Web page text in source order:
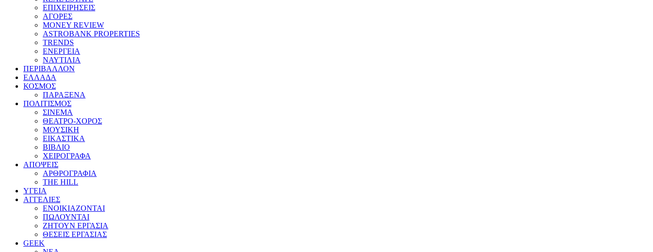
ΕΠΙΧΕΙΡΗΣΕΙΣ
ΑΓΟΡΕΣ
MONEY REVIEW
ASTROBANK PROPERTIES
TRENDS
ΕΝΕΡΓΕΙΑ
ΝΑΥΤΙΛΙΑ
ΠΕΡΙΒΑΛΛΟΝ
ΕΛΛΑΔΑ
ΚΟΣΜΟΣ
ΠΑΡΑΞΕΝΑ
ΠΟΛΙΤΙΣΜΟΣ
ΣΙΝΕΜΑ
ΘΕΑΤΡΟ-ΧΟΡΟΣ
ΜΟΥΣΙΚΗ
ΕΙΚΑΣΤΙΚΑ
ΒΙΒΛΙΟ
ΧΕΙΡΟΓΡΑΦΑ
ΑΠΟΨΕΙΣ
ΑΡΘΡΟΓΡΑΦΙΑ
THE HILL
ΥΓΕΙΑ
ΑΓΓΕΛΙΕΣ
ΕΝΟΙΚΙΑΖΟΝΤΑΙ
ΠΩΛΟΥΝΤΑΙ
ΖΗΤΟΥΝ ΕΡΓΑΣΙΑ
ΘΕΣΕΙΣ ΕΡΓΑΣΙΑΣ
GEEK